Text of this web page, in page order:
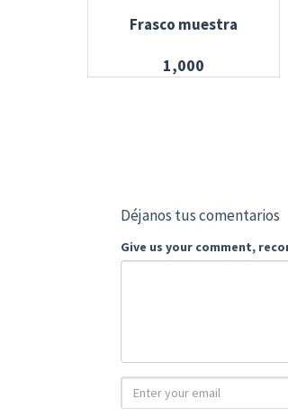
Frasco muestra
1,000
Déjanos tus comentarios
Give us your comment,